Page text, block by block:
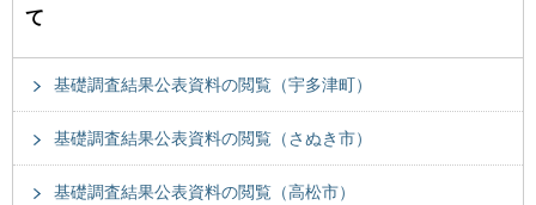
て
基礎調査結果公表資料の閲覧（宇多津町）
基礎調査結果公表資料の閲覧（さぬき市）
基礎調査結果公表資料の閲覧（高松市）